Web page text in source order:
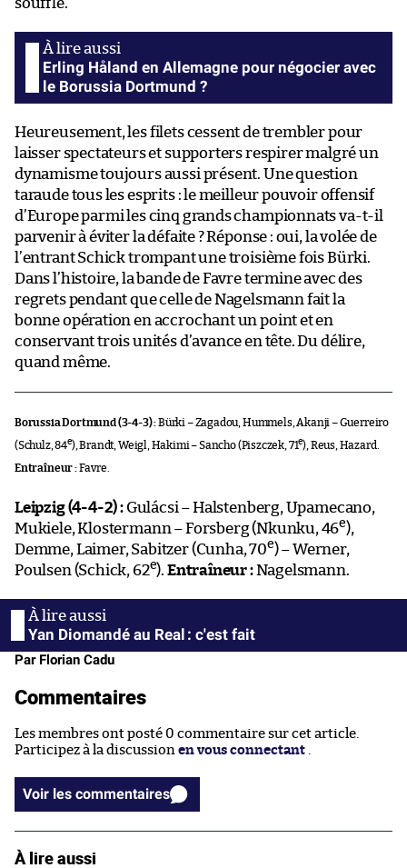
Erling Håland en Allemagne pour négocier avec
le Borussia Dortmund ?
Heureusement, les filets cessent de trembler pour
laisser spectateurs et supporters respirer malgré un
dynamisme toujours aussi présent. Une question
taraude tous les esprits : le meilleur pouvoir offensif
d’Europe parmi les cinq grands championnats va-t-il
parvenir à éviter la défaite ? Réponse : oui, la volée de
l’entrant Schick trompant une troisième fois Bürki.
Dans l’histoire, la bande de Favre termine avec des
regrets pendant que celle de Nagelsmann fait la
bonne opération en accrochant un point et en
conservant trois unités d’avance en tête. Du délire,
quand même.
Borussia Dortmund (3-4-3) :Bürki – Zagadou, Hummels, Akanji – Guerreiro
(Schulz, 84e), Brandt, Weigl, Hakimi – Sancho (Piszczek, 71e), Reus, Hazard.
Entraîneur :Favre.
Leipzig (4-4-2) :Gulácsi – Halstenberg, Upamecano,
Mukiele, Klostermann – Forsberg (Nkunku, 46e),
Demme, Laimer, Sabitzer (Cunha, 70e) – Werner,
Poulsen (Schick, 62e). Entraîneur :Nagelsmann.
Yan Diomandé au Real : c'est fait
Par Florian Cadu
Commentaires
Les membres ont posté 0 commentaire sur cet article.
Participez à la discussion en vous connectant
Voir les commentaires
À lire aussi